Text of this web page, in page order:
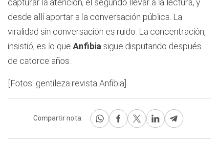
desde allí aportar a la conversación pública. La
viralidad sin conversación es ruido. La concentración,
insistió, es lo que Anfibia sigue disputando después
de catorce años.
[Fotos: gentileza revista Anfibia]
Compartir nota: